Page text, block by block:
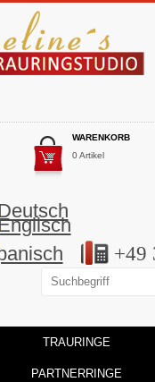
WARENKORB
0 Artikel
+49
TRAURINGE
PARTNERRINGE